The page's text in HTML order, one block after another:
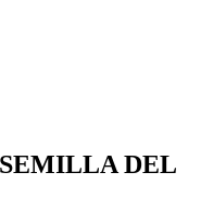
DEL